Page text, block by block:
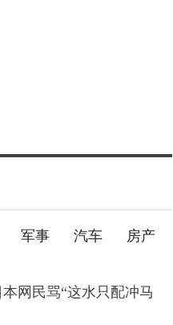
军事 汽车 房产
网民骂“这水只配冲马